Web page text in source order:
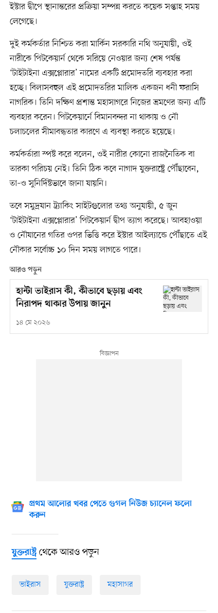
ইস্টার দ্বীপে স্থানান্তরের প্রক্রিয়া সম্পন্ন করতে কয়েক সপ্তাহ সময়
লেগেছে।
দুই কর্মকর্তার নিশ্চিত করা মার্কিন সরকারি নথি অনুযায়ী, ওই
নারীকে পিটকেয়ার্ন থেকে সরিয়ে নেওয়ার জন্য শেষ পর্যন্ত
‘টাইটাইনা এক্সপ্লোরার’ নামের একটি প্রমোদতরি ব্যবহার করা
হচ্ছে। বিলাসবহুল এই প্রমোদতরির মালিক একজন ধনী ফরাসি
নাগরিক। তিনি দক্ষিণ প্রশান্ত মহাসাগরে নিজের ভ্রমণের জন্য এটি
ব্যবহার করেন। পিটকেয়ার্নে বিমানবন্দর না থাকায় ও নৌ
চলাচলের সীমাবদ্ধতার কারণে এ ব্যবস্থা করতে হয়েছে।
কর্মকর্তারা স্পষ্ট করে বলেন, ওই নারীর কোনো রাজনৈতিক বা
তারকা পরিচয় নেই। তিনি ঠিক কবে নাগাদ যুক্তরাষ্ট্রে পৌঁছাবেন,
তা–ও সুনির্দিষ্টভাবে জানা যায়নি।
তবে সমুদ্রযান ট্র্যাকিং সাইটগুলোর তথ্য অনুযায়ী, ৫ জুন
‘টাইটাইনা এক্সপ্লোরার’ পিটকেয়ার্ন দ্বীপ ত্যাগ করেছে। আবহাওয়া
ও নৌযানের গতির ওপর ভিত্তি করে ইস্টার আইল্যান্ডে পৌঁছাতে এই
নৌকার সর্বোচ্চ ১০ দিন সময় লাগতে পারে।
আরও পড়ুন
হান্টা ভাইরাস কী, কীভাবে ছড়ায় এবং
নিরাপদ থাকার উপায় জানুন
১৪ মে ২০২৬
প্রথম আলোর খবর পেতে গুগল নিউজ চ্যানেল ফলো
করুন
যুক্তরাষ্ট্রথেকে আরও পড়ুন
ভাইরাস যুক্তরাষ্ট্র মহাসাগর